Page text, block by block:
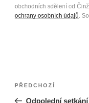
obchodních sdělení od
ochrany osobních údajů .
Navigace
Předchozí
příspěvek
PŘEDCHOZÍ
Odpolední setkání